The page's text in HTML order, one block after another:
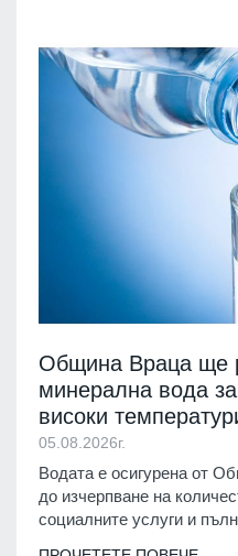
Община Враца ще
минерална вода
високи
05.08.2026г.
Водата е осигурена от
до изчерпване на
социалните услуги и